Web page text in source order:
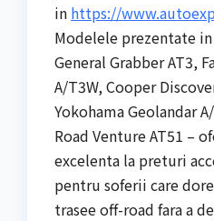
in https://
Modelele prezentate
General Grabber AT3,
A/T3W, Cooper
Yokohama Geolandar
Road Venture AT51 –
excelenta la preturi
pentru soferii care
trasee off-road fara a